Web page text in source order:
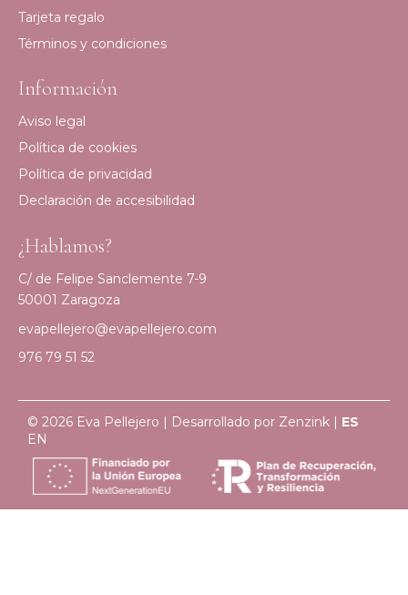
Tarjeta regalo
Términos y condiciones
Información
Aviso legal
Política de cookies
Política de privacidad
Declaración de accesibilidad
¿Hablamos?
C/ de Felipe Sanclemente 7-9
50001 Zaragoza
evapellejero@evapellejero.com
976 79 51 52
© 2026 Eva Pellejero | Desarrollado por Zenzink | ES
EN